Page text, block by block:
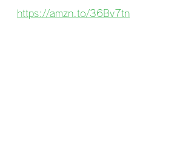
https://amzn.to/36Bv7tn